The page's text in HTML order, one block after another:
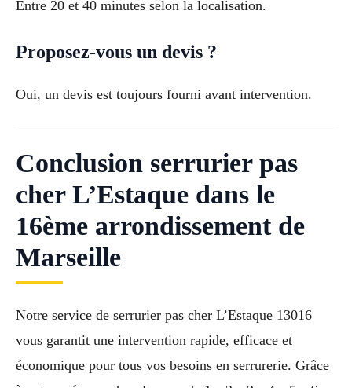
Entre 20 et 40 minutes selon la localisation.
Proposez-vous un devis ?
Oui, un devis est toujours fourni avant intervention.
Conclusion serrurier pas
cher L’Estaque dans le
16ème arrondissement de
Marseille
Notre service de serrurier pas cher L’Estaque 13016
vous garantit une intervention rapide, efficace et
économique pour tous vos besoins en serrurerie. Grâce